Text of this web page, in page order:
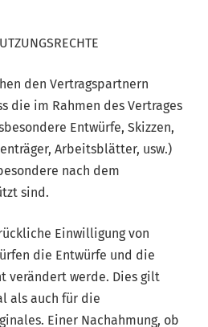
den Vertragspartnern
die im Rahmen des Vertrages
Entwürfe, Skizzen,
Arbeitsblätter, usw.)
nach dem
sind.
Einwilligung von
die Entwürfe und die
verändert werde. Dies gilt
als auch für die
Einer Nachahmung, ob